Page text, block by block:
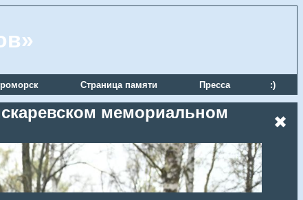
Страница памяти Пресса :)
мемориальном
✖